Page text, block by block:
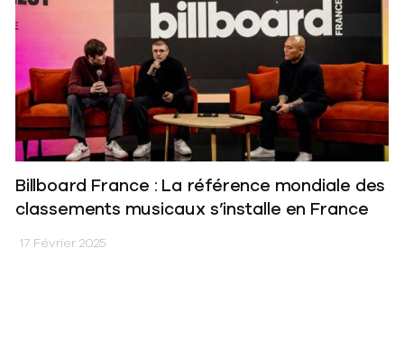
Billboard France : La référence mondiale des
classements musicaux s’installe en France
17 Février 2025